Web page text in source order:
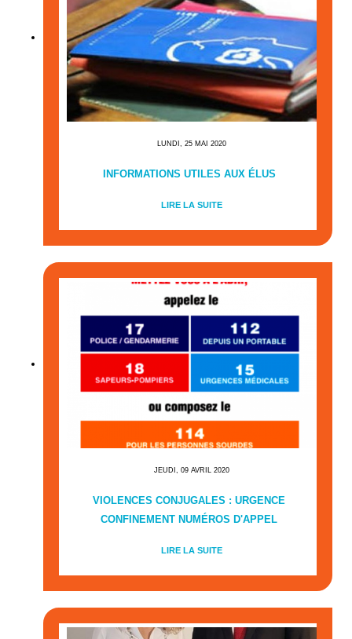
LUNDI, 25 MAI 2020
INFORMATIONS UTILES AUX ÉLUS
LIRE LA SUITE
JEUDI, 09 AVRIL 2020
VIOLENCES CONJUGALES : URGENCE
CONFINEMENT NUMÉROS D'APPEL
LIRE LA SUITE